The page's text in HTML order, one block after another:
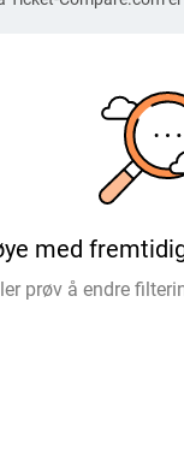
med
prøv å endre